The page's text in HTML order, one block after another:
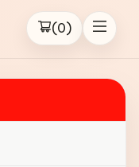
(0)